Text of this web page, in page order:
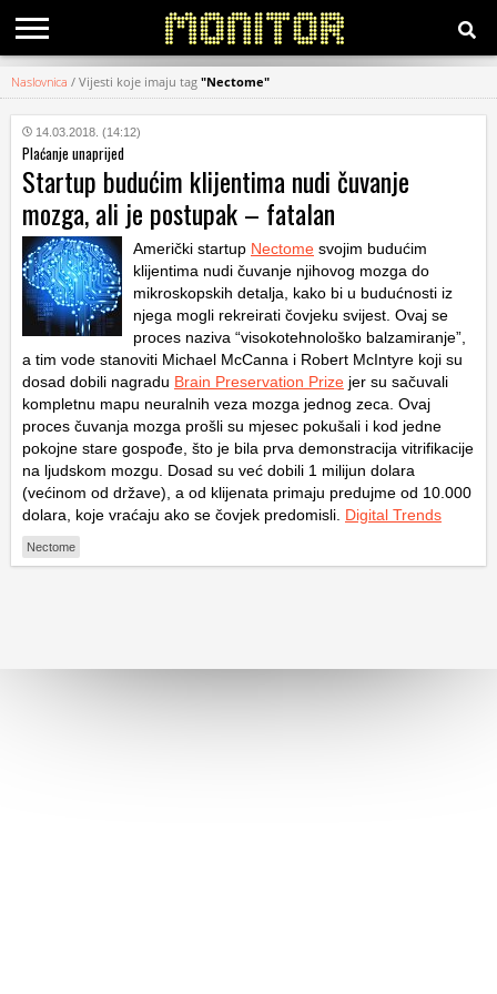
KATEGORIJE
HRVATSKI
WEB
Naslovnica / Vijesti koje imaju tag "Nectome"
14.03.2018. (14:12)
Plaćanje unaprijed
Startup budućim klijentima nudi čuvanje
mozga, ali je postupak – fatalan
Američki startup Nectome svojim budućim
klijentima nudi čuvanje njihovog mozga do
mikroskopskih detalja, kako bi u budućnosti iz
njega mogli rekreirati čovjeku svijest. Ovaj se
proces naziva “visokotehnološko balzamiranje”,
a tim vode stanoviti Michael McCanna i Robert McIntyre koji su
dosad dobili nagradu Brain Preservation Prize jer su sačuvali
kompletnu mapu neuralnih veza mozga jednog zeca. Ovaj
proces čuvanja mozga prošli su mjesec pokušali i kod jedne
pokojne stare gospođe, što je bila prva demonstracija vitrifikacije
na ljudskom mozgu. Dosad su već dobili 1 milijun dolara
(većinom od države), a od klijenata primaju predujme od 10.000
dolara, koje vraćaju ako se čovjek predomisli. Digital Trends
Nectome